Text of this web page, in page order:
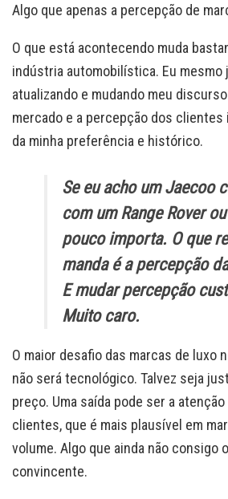
Algo que apenas a percepção de
O que está acontecendo muda
indústria automobilística. Eu mesmo
atualizando e mudando meu
mercado e a percepção dos
da minha preferência e histórico.
Se eu acho um Jaecoo
com um Range Rover
pouco importa. O que
manda é a percepção
E mudar percepção
Muito caro.
O maior desafio das marcas de luxo
não será tecnológico. Talvez seja
preço. Uma saída pode ser a
clientes, que é mais plausível em
volume. Algo que ainda não consigo
convincente.